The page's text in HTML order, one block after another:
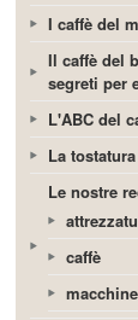
I caffè del
Il caffè del
segreti per
L'ABC del
La tostatura
Le nostre
caffè